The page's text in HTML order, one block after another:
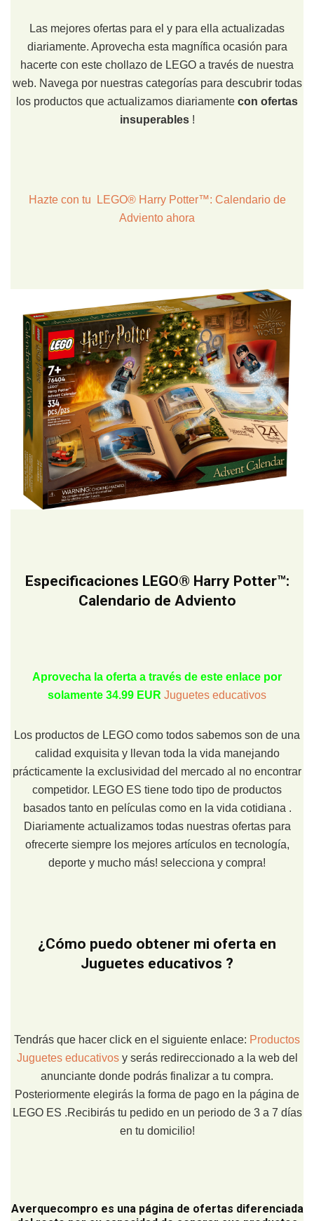
Las mejores ofertas para el y para ella actualizadas
diariamente. Aprovecha esta magnífica ocasión para
hacerte con este chollazo de LEGO a través de nuestra
web. Navega por nuestras categorías para descubrir todas
los productos que actualizamos diariamente con ofertas
insuperables!
Hazte con tu LEGO® Harry Potter™: Calendario de
Adviento ahora
Especificaciones LEGO® Harry Potter™:
Calendario de Adviento
Aprovecha la oferta a través de este enlace por
solamente 34.99 EUR Juguetes educativos
Los productos de LEGO como todos sabemos son de una
calidad exquisita y llevan toda la vida manejando
prácticamente la exclusividad del mercado al no encontrar
competidor. LEGO ES tiene todo tipo de productos
basados tanto en películas como en la vida cotidiana .
Diariamente actualizamos todas nuestras ofertas para
ofrecerte siempre los mejores artículos en tecnología,
deporte y mucho más! selecciona y compra!
¿Cómo puedo obtener mi oferta en
Juguetes educativos ?
Tendrás que hacer click en el siguiente enlace: Productos
Juguetes educativos y serás redireccionado a la web del
anunciante donde podrás finalizar a tu compra.
Posteriormente elegirás la forma de pago en la página de
LEGO ES .Recibirás tu pedido en un periodo de 3 a 7 días
en tu domicilio!
Averquecompro es una página de ofertas diferenciada